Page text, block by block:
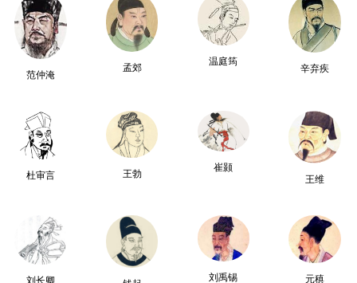
范仲淹
孟郊
温庭筠
辛弃疾
杜审言 王勃
崔颢
王维
刘长卿 刘禹锡 元稹